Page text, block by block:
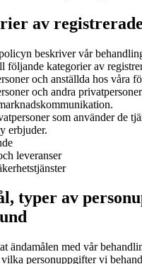
av registrerade
beskriver vår
följande kategorier av
och anställda hos våra
och andra
som använder de
erbjuder.
leveranser
typer av
ändamålen med vår
personuppgifter vi